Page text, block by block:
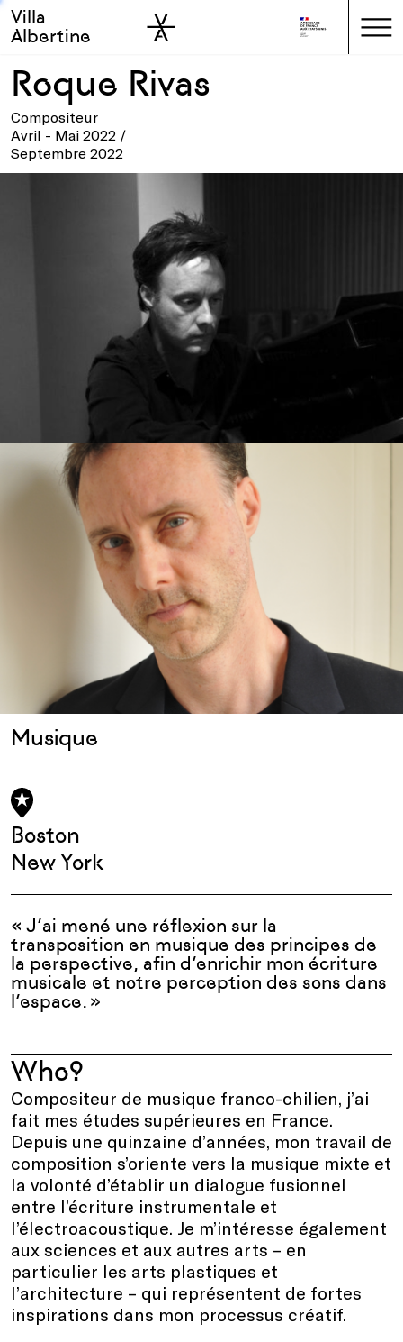
Skip to main
Skip to sidebar
Villa
Albertine
Roque Rivas
Compositeur
Avril - Mai 2022 /
Septembre 2022
Musique
Boston
New York
« J’ai mené une réflexion sur la
transposition en musique des principes de
la perspective, afin d’enrichir mon écriture
musicale et notre perception des sons dans
l’espace. »
Who?
Compositeur de musique franco-chilien, j’ai
fait mes études supérieures en France.
Depuis une quinzaine d’années, mon travail de
composition s’oriente vers la musique mixte et
la volonté d’établir un dialogue fusionnel
entre l’écriture instrumentale et
l’électroacoustique. Je m’intéresse également
aux sciences et aux autres arts – en
particulier les arts plastiques et
l’architecture – qui représentent de fortes
inspirations dans mon processus créatif.